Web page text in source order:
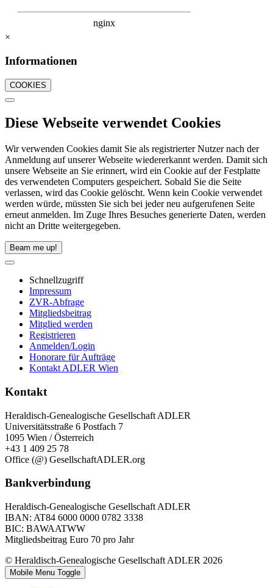
×
Informationen
COOKIES
Diese Webseite verwendet Cookies
Wir verwenden Cookies damit Sie als registrierter Nutzer nach der
Anmeldung auf unserer Webseite wiedererkannt werden. Damit sich
unsere Webseite an Sie erinnert, wird ein Cookie auf der Festplatte
des verwendeten Computers gespeichert. Sobald Sie die Seite
verlassen, wird das Cookie gelöscht. Wenn kein Cookie verwendet
werden würde, müssten Sie sich bei jeder neu aufgerufenen Seite
erneut anmelden. Im Zuge Ihres Besuches generierte Daten, werden
nicht an Dritte weitergegeben.
Beam me up!
Schnellzugriff
Impressum
ZVR-Abfrage
Mitgliedsbeitrag
Mitglied werden
Registrieren
Anmelden/Login
Honorare für Aufträge
Kontakt ADLER Wien
Kontakt
Heraldisch-Genealogische Gesellschaft ADLER
Universitätsstraße 6 Postfach 7
1095 Wien / Österreich
+43 1 409 25 78
Office (@) GesellschaftADLER.org
Bankverbindung
Heraldisch-Genealogische Gesellschaft ADLER
IBAN: AT84 6000 0000 0782 3338
BIC: BAWAATWW
Mitgliedsbeitrag Euro 70 pro Jahr
© Heraldisch-Genealogische Gesellschaft ADLER 2026
Mobile Menu Toggle